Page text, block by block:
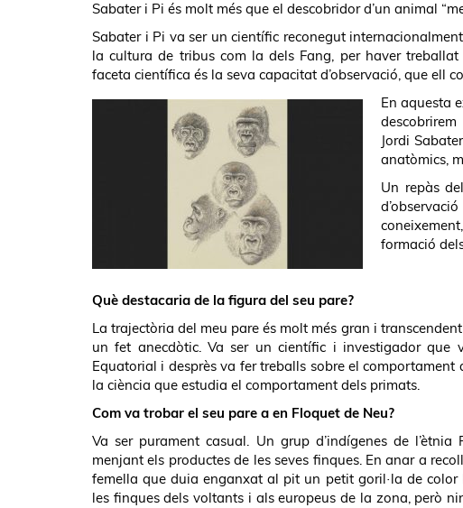
Sabater i Pi és molt més que el descobridor d’un animal
Sabater i Pi va ser un científic reconegut
la cultura de tribus com la dels Fang, per haver
faceta científica és la seva capacitat d’observació, que ell
En aquesta
Jordi
anatòmics,
Un repàs
formació
Què destacaria de la figura del seu pare?
La trajectòria del meu pare és molt més gran i
un fet anecdòtic. Va ser un científic i investigador que
Equatorial i desprès va fer treballs sobre el
la ciència que estudia el comportament dels primats.
Com va trobar el seu pare a en Floquet de Neu?
Va ser purament casual. Un grup d’indígenes de
menjant els productes de les seves finques. En anar a
femella que duia enganxat al pit un petit goril·la de color
les finques dels voltants i als europeus de la zona, però